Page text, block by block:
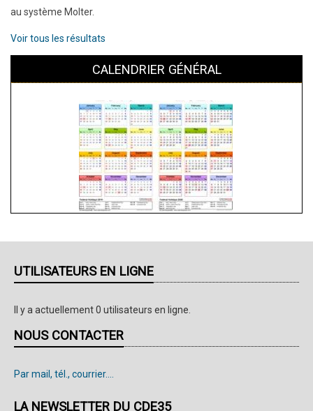
au système Molter.
Voir tous les résultats
CALENDRIER GÉNÉRAL
UTILISATEURS EN LIGNE
Il y a actuellement 0 utilisateurs en ligne.
NOUS CONTACTER
Par mail, tél., courrier....
LA NEWSLETTER DU CDE35